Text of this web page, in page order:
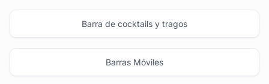
Barra de cocktails y tragos
Barras Móviles